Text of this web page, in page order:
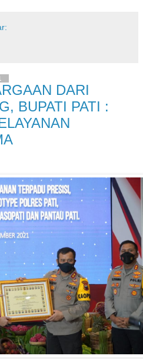
DARI
BUPATI PATI :